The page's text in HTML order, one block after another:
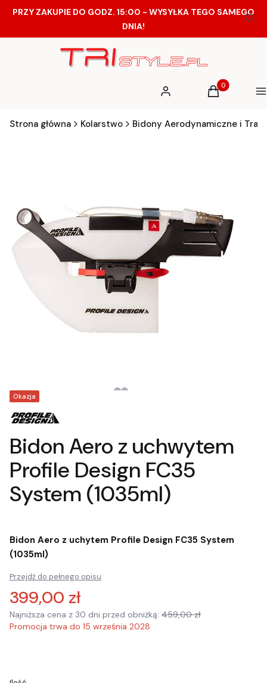
PRZY ZAKUPIE DO GODZ. 15:00 - WYSYŁKA TEGO SAMEGO
DNIA!
Zaloguj się Produkty w
Koszyk
Strona główna Kolarstwo Bidony Aerodynamiczne i
Tagi produktu
Okazja
Bidon Aero z uchwytem
Profile Design FC35
System (1035ml)
Bidon Aero z uchytem Profile Design FC35 System
(1035ml)
Przejdź do pełnego opisu
399,00 zł
Najniższa cena z 30 dni przed obniżką: 459,00 zł
Promocja trwa do 15 września 2028